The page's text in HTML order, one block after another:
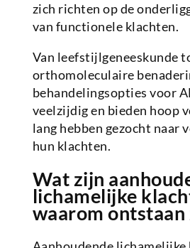
zich richten op de
van functionele klachten.
Van leefstijlgeneeskunde
orthomoleculaire
behandelingsopties voor
veelzijdig en bieden hoop
lang hebben gezocht naar
hun klachten.
Wat zijn
lichamelijke
waarom ontstaan